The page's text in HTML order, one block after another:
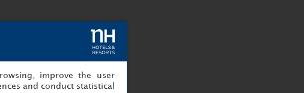
improve the user
and conduct statistical